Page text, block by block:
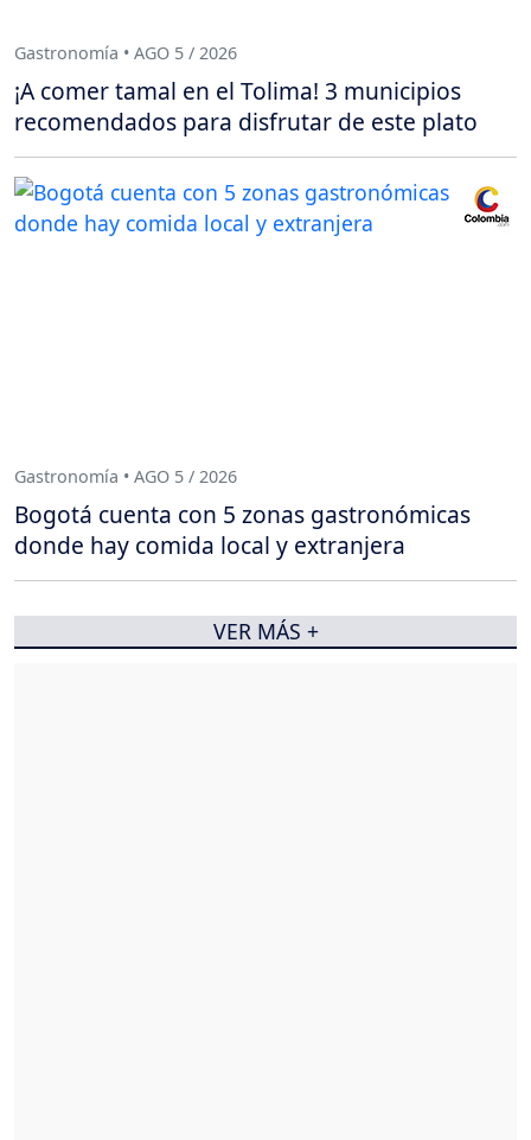
Gastronomía • AGO 5 / 2026
¡A comer tamal en el Tolima! 3 municipios
recomendados para disfrutar de este plato
Gastronomía • AGO 5 / 2026
Bogotá cuenta con 5 zonas gastronómicas
donde hay comida local y extranjera
VER MÁS +